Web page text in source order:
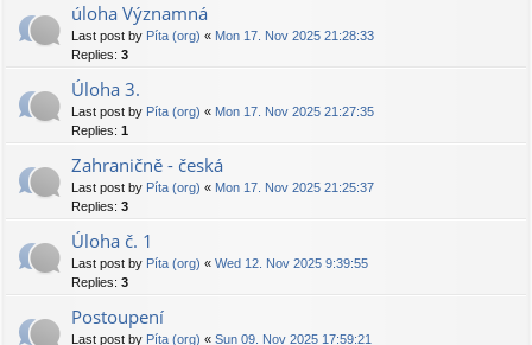
úloha Významná
Last post by Píta (org) « Mon 17. Nov 2025 21:28:33
Replies: 3
Úloha 3.
Last post by Píta (org) « Mon 17. Nov 2025 21:27:35
Replies: 1
Zahraničně - česká
Last post by Píta (org) « Mon 17. Nov 2025 21:25:37
Replies: 3
Úloha č. 1
Last post by Píta (org) « Wed 12. Nov 2025 9:39:55
Replies: 3
Postoupení
Last post by Píta (org) « Sun 09. Nov 2025 17:59:21